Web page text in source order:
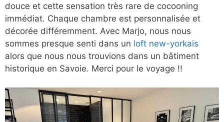
douce et cette sensation très rare de cocooning
immédiat. Chaque chambre est personnalisée et
décorée différemment. Avec Marjo, nous nous
sommes presque senti dans un loft new-yorkais
alors que nous nous trouvions dans un bâtiment
historique en Savoie. Merci pour le voyage !!